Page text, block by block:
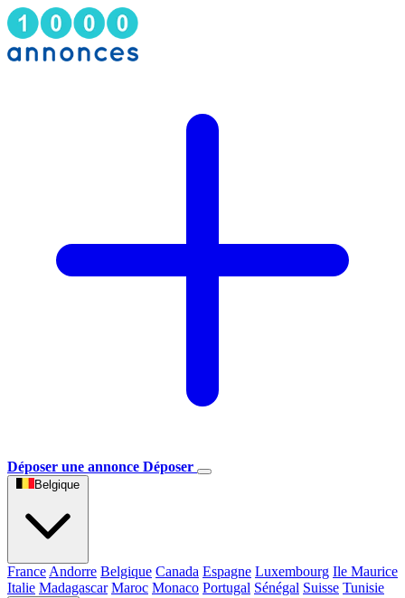
Déposer une annonce Déposer
Belgique
France Andorre Belgique Canada Espagne Luxembourg Ile Maurice
Italie Madagascar Maroc Monaco Portugal Sénégal Suisse Tunisie